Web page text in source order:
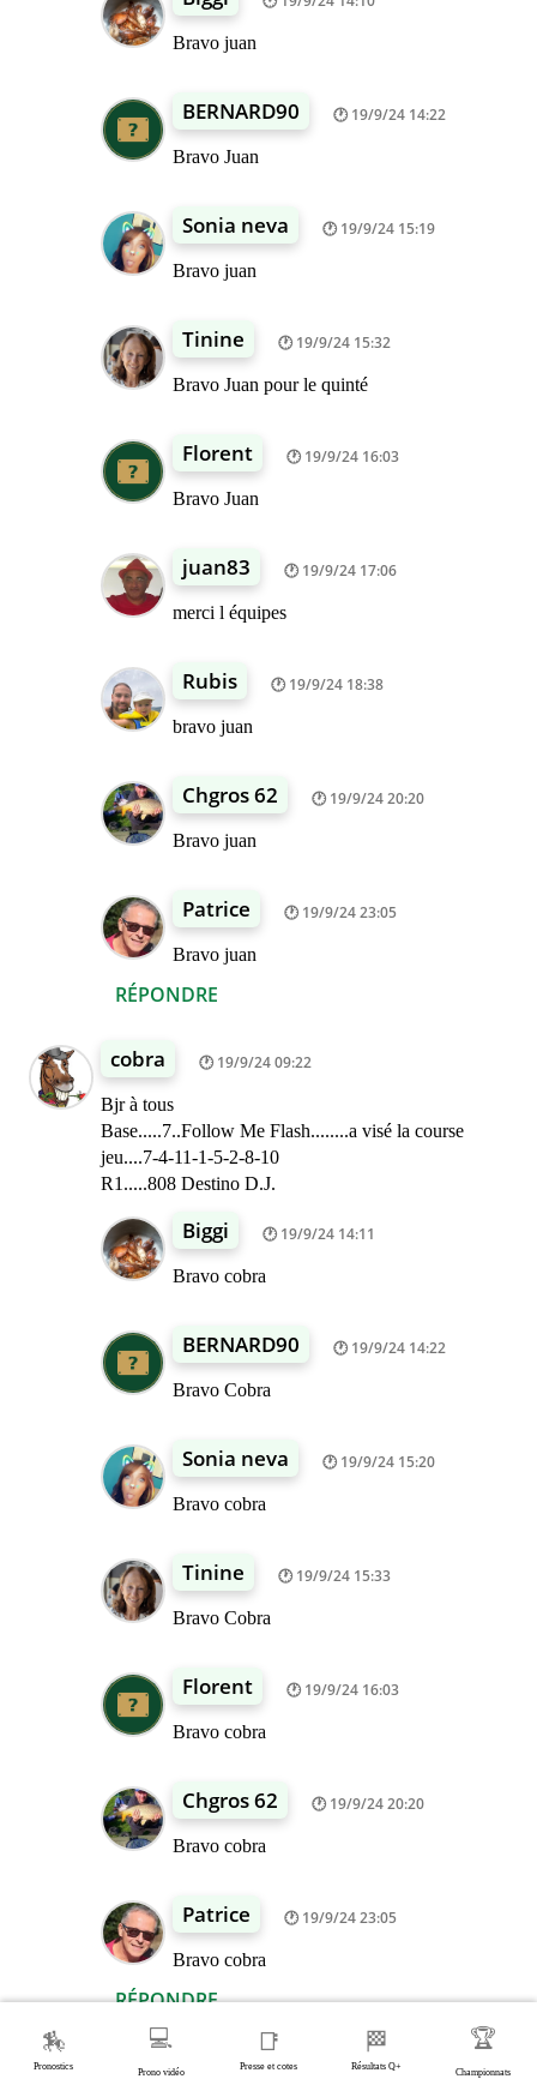
RÉPONDRE
Bravo juan
BERNARD90 19/9/24 14:22
Bravo Juan
Sonia neva 19/9/24 15:19
Bravo juan
Tinine 19/9/24 15:32
Bravo Juan pour le quinté
Florent 19/9/24 16:03
Bravo Juan
juan83 19/9/24 17:06
merci l équipes
Rubis 19/9/24 18:38
bravo juan
Chgros 62 19/9/24 20:20
Bravo juan
Patrice 19/9/24 23:05
Bravo juan
cobra 19/9/24 09:22
Bjr à tous
Base.....7..Follow Me Flash........a visé la course
jeu....7-4-11-1-5-2-8-10
R1.....808 Destino D.J.
RÉPONDRE
Biggi 19/9/24 14:11
Bravo cobra
BERNARD90 19/9/24 14:22
Bravo Cobra
Sonia neva 19/9/24 15:20
Bravo cobra
Tinine 19/9/24 15:33
Bravo Cobra
Florent 19/9/24 16:03
Bravo cobra
Chgros 62 19/9/24 20:20
Bravo cobra
Patrice 19/9/24 23:05
Bravo cobra
Christophe 19/9/24 10:25
🏇
Pronostics
💻
Prono vidéo
📑
Presse et cotes
🏁
Résultats Q+
🏆
Championnats